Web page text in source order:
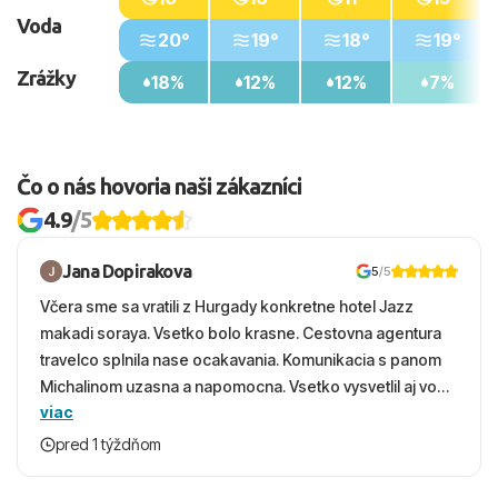
Voda
Zrážky
20°
18%
19°
12%
18°
12%
19°
7%
Čo o nás hovoria naši zákazníci
4.9/5
Jana Dopirakova 5/5
Včera sme sa vratili z Hurgady konkretne hotel Jazz
makadi soraya. Vsetko bolo krasne. Cestovna agentura
travelco splnila nase ocakavania. Komunikacia s panom
Michalinom uzasna a napomocna. Vsetko vysvetlil aj vo
vecernych hodinach zaco sa ospravedlnujem. Hotel
krasny, cisty. Sluzby top. Strava, prostredie, more,
viac
pred 1 týždňom